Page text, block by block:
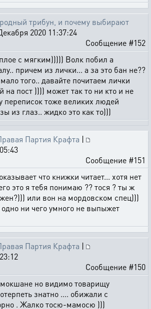
трибун, и почему выбирают
2020 11:37:24
Сообщение #152
с мягким))))) Волк побил а
причем из лички... а за это бан не??
того.. давайте почитаем лички
на пост )))) может так то ни кто и не
переписок тоже великих людей
из глаз.. жидко это как то)))
Партия Крафта |
Сообщение #151
что книжки читает... хотя нет
это я тебя понимаю ?? тося ? ты ж
или вон на мордовском спец)))
ни чего умного не выпыжет
Партия Крафта |
Сообщение #150
но видимо товарищу
знатно .... обижали с
. Жалко тосю-мамосю )))